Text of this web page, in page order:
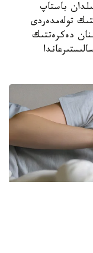
- قازاقستاندا 2026 -جىلدان باستاپ
تولەمدەردى
دەكرەتتىك